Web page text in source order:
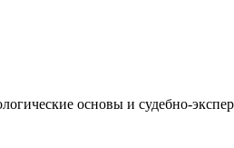
основы и судебно-